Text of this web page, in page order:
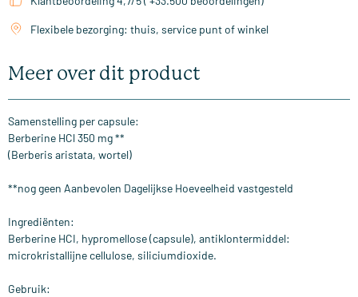
Flexibele bezorging: thuis, service punt of winkel
Meer over dit product
Samenstelling per capsule:
Berberine HCl 350 mg **
(Berberis aristata, wortel)
**nog geen Aanbevolen Dagelijkse Hoeveelheid vastgesteld
Ingrediënten:
Berberine HCI, hypromellose (capsule), antiklontermiddel:
microkristallijne cellulose, siliciumdioxide.
Gebruik: